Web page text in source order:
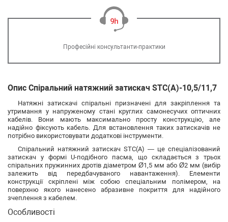
Професійні консультанти-практики
Опис Спіральний натяжний затискач STC(А)-10,5/11,7
Натяжні затискачі спіральні призначені для закріплення та
утримання у напруженому стані круглих самонесучих оптичних
кабелів. Вони мають максимально просту конструкцію, але
надійно фіксують кабель. Для встановлення таких затискачів не
потрібно використовувати додаткові інструменти.
Спіральний натяжний затискач STC(А) — це спеціалізований
затискач у формі U-подібного пасма, що складається з трьох
спіральних пружинних дротів діаметром Ø1,5 мм або Ø2 мм (вибір
залежить від передбачуваного навантаження). Елементи
конструкції скріплені між собою спеціальним полімером, на
поверхню якого нанесено абразивне покриття для надійного
зчеплення з кабелем.
Особливості